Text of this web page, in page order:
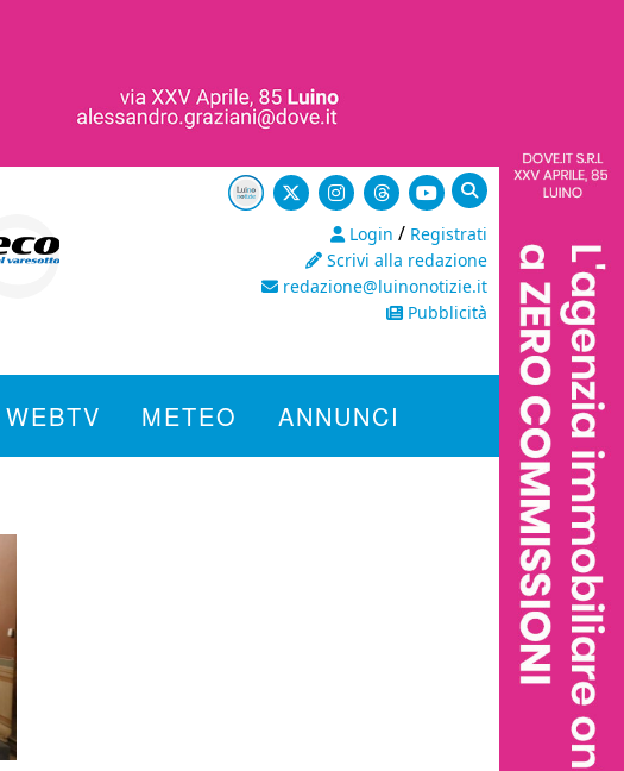
Login / Registrati
Scrivi alla redazione
redazione@luinonotizie.it
Pubblicità
WEBTV METEO ANNUNCI